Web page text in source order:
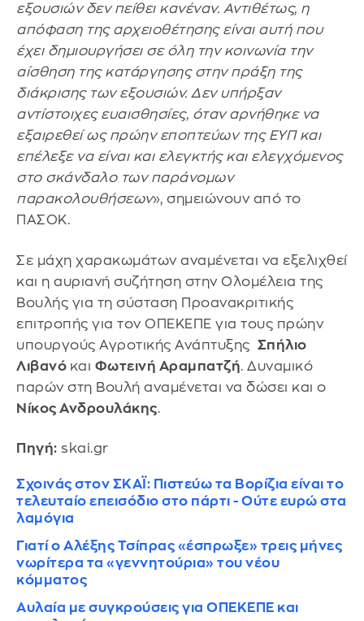
εξουσιών δεν πείθει κανέναν. Αντιθέτως, η
απόφαση της αρχειοθέτησης είναι αυτή που
έχει δημιουργήσει σε όλη την κοινωνία την
αίσθηση της κατάργησης στην πράξη της
διάκρισης των εξουσιών. Δεν υπήρξαν
αντίστοιχες ευαισθησίες, όταν αρνήθηκε να
εξαιρεθεί ως πρώην εποπτεύων της ΕΥΠ και
επέλεξε να είναι και ελεγκτής και ελεγχόμενος
στο σκάνδαλο των παράνομων
παρακολουθήσεων», σημειώνουν από το
ΠΑΣΟΚ.
Σε μάχη χαρακωμάτων αναμένεται να εξελιχθεί
και η αυριανή συζήτηση στην Ολομέλεια της
Βουλής για τη σύσταση Προανακριτικής
επιτροπής για τον ΟΠΕΚΕΠΕ για τους πρώην
υπουργούς Αγροτικής Ανάπτυξης Σπήλιο
Λιβανό και Φωτεινή Αραμπατζή. Δυναμικό
παρών στη Βουλή αναμένεται να δώσει και ο
Νίκος Ανδρουλάκης.
Πηγή: skai.gr
Σχοινάς στον ΣΚΑΪ: Πιστεύω τα Βορίζια είναι το
τελευταίο επεισόδιο στο πάρτι - Ούτε ευρώ στα
λαμόγια
Γιατί ο Αλέξης Τσίπρας «έσπρωξε» τρεις μήνες
νωρίτερα τα «γεννητούρια» του νέου
κόμματος
Αυλαία με συγκρούσεις για ΟΠΕΚΕΠΕ και